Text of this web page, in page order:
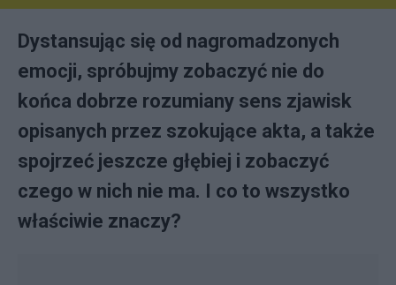
Dystansując się od nagromadzonych
emocji, spróbujmy zobaczyć nie do
końca dobrze rozumiany sens zjawisk
opisanych przez szokujące akta, a także
spojrzeć jeszcze głębiej i zobaczyć
czego w nich nie ma. I co to wszystko
właściwie znaczy?